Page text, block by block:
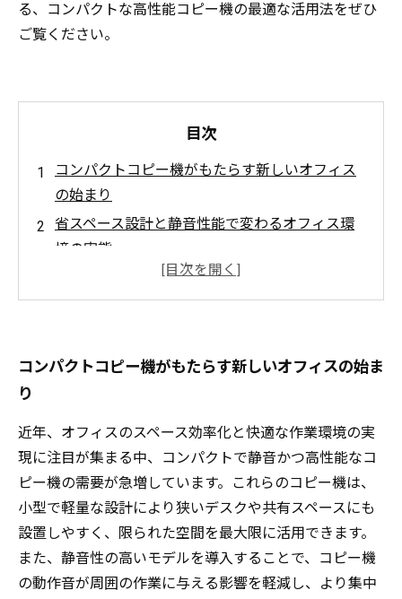
る、コンパクトな高性能コピー機の最適な活用法をぜひ
ご覧ください。
目次
コンパクトコピー機がもたらす新しいオフィス
の始まり
省スペース設計と静音性能で変わるオフィス環
境の実態
軽量・持ち運び易さが業務効率をどう向上させ
るか
アップ
初心者でも安心！コンパクトコピー機の選び方
ガイド
静音で高性能！快適オフィスを実現する最新コ
ピー機紹介
コンパクトコピー機がもたらす新しいオフィスの始ま
り
近年、オフィスのスペース効率化と快適な作業環境の実
現に注目が集まる中、コンパクトで静音かつ高性能なコ
ピー機の需要が急増しています。これらのコピー機は、
小型で軽量な設計により狭いデスクや共有スペースにも
設置しやすく、限られた空間を最大限に活用できます。
また、静音性の高いモデルを導入することで、コピー機
の動作音が周囲の作業に与える影響を軽減し、より集中